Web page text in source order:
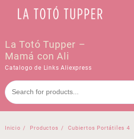
La Totó Tupper –
Mamá con Ali
Catalogo de Links Aliexpress
Inicio Productos Cubiertos Portátiles 4